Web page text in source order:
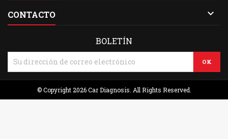
CONTACTO 
BOLETÍN
© Copyright 2026 Car Diagnosis. All Rights Reserved.